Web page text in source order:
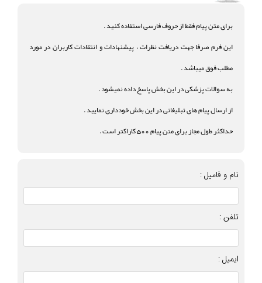
برای متن پیام فقط از حروف فارسی استفاده کنید .
این فرم صرفا جهت دریافت نظرات ، پیشنهادات و انتقادات کاربران در مورد
مطلب فوق میباشد .
به سوالات پزشکی در این بخش پاسخ داده نمیشود .
از ارسال پیام های تبلیغاتی در این بخش خودداری نمایید .
حداکثر طول مجاز برای متن پیام 500 کاراکتر است .
نام و فامیل :
تلفن :
ایمیل :